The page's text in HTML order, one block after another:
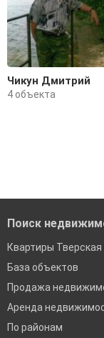
Чикун Дмитрий
4 объекта
Поиск
Квартиры Тверская
База объектов
Продажа
Аренда
По районам